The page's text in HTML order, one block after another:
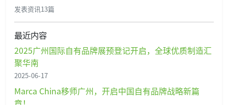
发表资讯13篇
最近内容
2025广州国际自有品牌展预登记开启，全球优质制造汇
聚华南
2025-06-17
Marca China移师广州，开启中国自有品牌战略新篇